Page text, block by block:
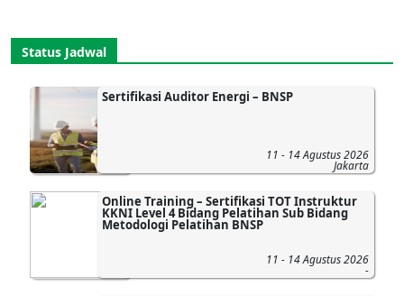
Status Jadwal
Sertifikasi Auditor Energi – BNSP
11 - 14 Agustus 2026
Jakarta
Online Training – Sertifikasi TOT Instruktur
KKNI Level 4 Bidang Pelatihan Sub Bidang
Metodologi Pelatihan BNSP
11 - 14 Agustus 2026
-